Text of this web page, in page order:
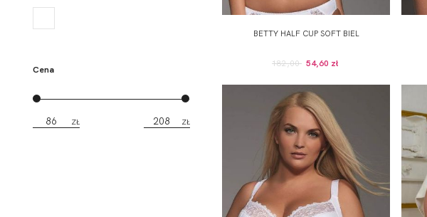
XS
Cena
ZŁ ZŁ
BETTY HALF CUP SOFT BIEL
182,00 54,60 zł